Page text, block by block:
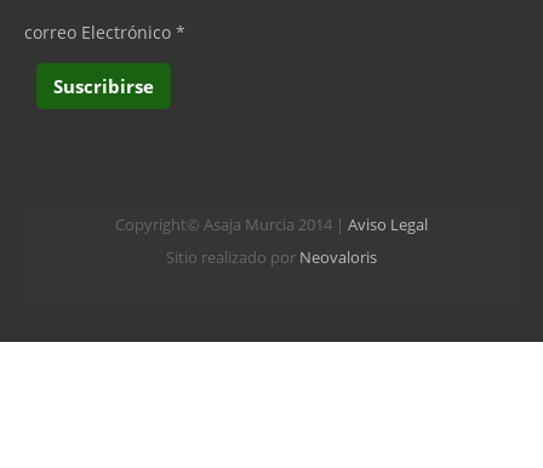
correo Electrónico *
Copyright© Asaja Murcia 2014 | Aviso Legal
Sitio realizado por Neovaloris